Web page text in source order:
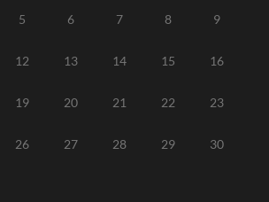
5 6 7 8 9
12 13 14 15 16
19 20 21 22 23
26 27 28 29 30